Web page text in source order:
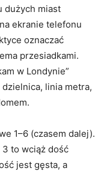
dużych miast
ekranie telefonu
oznaczać
przesiadkami.
w Londynie”
linia metra,
1–6 (czasem dalej).
3 to wciąż dość
jest gęsta, a